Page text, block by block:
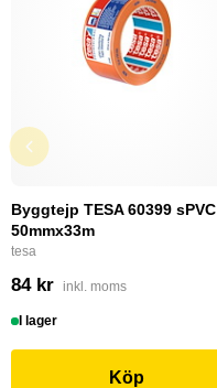
Byggtejp TESA 60399 sPVC
50mmx33m
tesa
84 kr inkl. moms
I lager
Köp